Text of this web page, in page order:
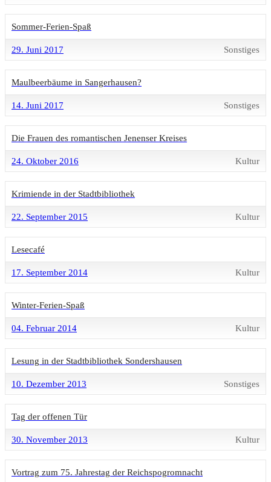
Sommer-Ferien-Spaß
29. Juni 2017 Sonstiges
Maulbeerbäume in Sangerhausen?
14. Juni 2017 Sonstiges
Die Frauen des romantischen Jenenser Kreises
24. Oktober 2016 Kultur
Krimiende in der Stadtbibliothek
22. September 2015 Kultur
Lesecafé
17. September 2014 Kultur
Winter-Ferien-Spaß
04. Februar 2014 Kultur
Lesung in der Stadtbibliothek Sondershausen
10. Dezember 2013 Sonstiges
Tag der offenen Tür
30. November 2013 Kultur
Vortrag zum 75. Jahrestag der Reichspogromnacht